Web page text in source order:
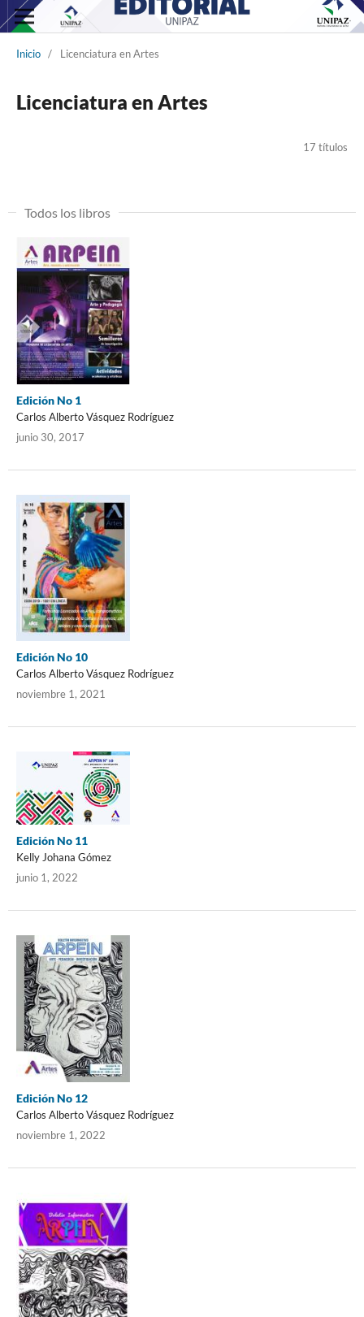
Inicio / Licenciatura en Artes
Licenciatura en Artes
17 títulos
Todos los libros
Edición No 1
Carlos Alberto Vásquez Rodríguez
junio 30, 2017
Edición No 10
Carlos Alberto Vásquez Rodríguez
noviembre 1, 2021
Edición No 11
Kelly Johana Gómez
junio 1, 2022
Edición No 12
Carlos Alberto Vásquez Rodríguez
noviembre 1, 2022